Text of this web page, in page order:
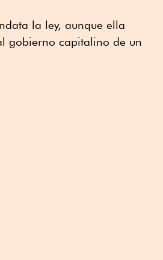
la ley, aunque ella
gobierno capitalino de un